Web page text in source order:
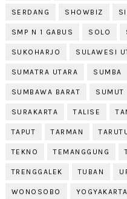
SERDANG SHOWBIZ
SMP N 1 GABUS SOLO
SUKOHARJO SULAWESI
SUMATRA UTARA SUMBA
SUMBAWA BARAT SUMUT
SURAKARTA TALISE
TAPUT TARMAN
TEKNO TEMANGGUNG
TRENGGALEK TUBAN
WONOSOBO YOGYAKARTA